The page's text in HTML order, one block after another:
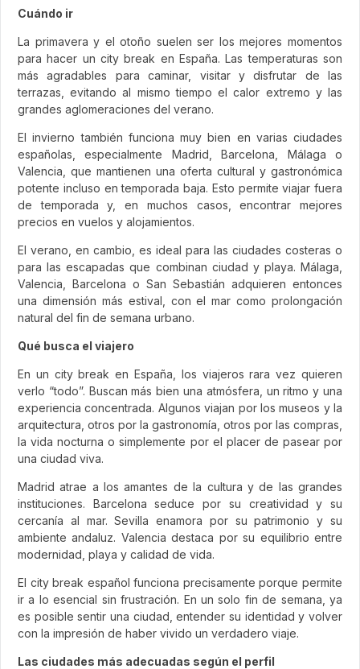
Cuándo ir
La primavera y el otoño suelen ser los mejores momentos
para hacer un city break en España. Las temperaturas son
más agradables para caminar, visitar y disfrutar de las
terrazas, evitando al mismo tiempo el calor extremo y las
grandes aglomeraciones del verano.
El invierno también funciona muy bien en varias ciudades
españolas, especialmente Madrid, Barcelona, Málaga o
Valencia, que mantienen una oferta cultural y gastronómica
potente incluso en temporada baja. Esto permite viajar fuera
de temporada y, en muchos casos, encontrar mejores
precios en vuelos y alojamientos.
El verano, en cambio, es ideal para las ciudades costeras o
para las escapadas que combinan ciudad y playa. Málaga,
Valencia, Barcelona o San Sebastián adquieren entonces
una dimensión más estival, con el mar como prolongación
natural del fin de semana urbano.
Qué busca el viajero
En un city break en España, los viajeros rara vez quieren
verlo “todo”. Buscan más bien una atmósfera, un ritmo y una
experiencia concentrada. Algunos viajan por los museos y la
arquitectura, otros por la gastronomía, otros por las compras,
la vida nocturna o simplemente por el placer de pasear por
una ciudad viva.
Madrid atrae a los amantes de la cultura y de las grandes
instituciones. Barcelona seduce por su creatividad y su
cercanía al mar. Sevilla enamora por su patrimonio y su
ambiente andaluz. Valencia destaca por su equilibrio entre
modernidad, playa y calidad de vida.
El city break español funciona precisamente porque permite
ir a lo esencial sin frustración. En un solo fin de semana, ya
es posible sentir una ciudad, entender su identidad y volver
con la impresión de haber vivido un verdadero viaje.
Las ciudades más adecuadas según el perfil